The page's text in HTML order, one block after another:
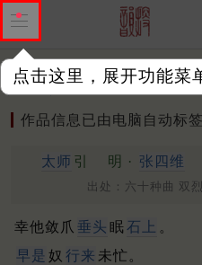
点击这里，展开功能菜
作品 标注四声 出处、引
作品信息已由电脑自动标
太师 引 明 · 张四维
出处：六十种曲 双
幸他敛爪 垂头 眠石上 。
早是 奴 行来 未忙。